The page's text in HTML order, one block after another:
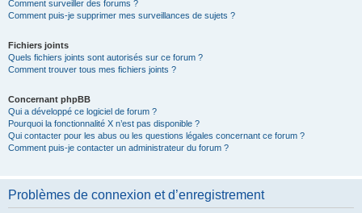
Comment surveiller des forums ?
Comment puis-je supprimer mes surveillances de sujets ?
Fichiers joints
Quels fichiers joints sont autorisés sur ce forum ?
Comment trouver tous mes fichiers joints ?
Concernant phpBB
Qui a développé ce logiciel de forum ?
Pourquoi la fonctionnalité X n’est pas disponible ?
Qui contacter pour les abus ou les questions légales concernant ce forum ?
Comment puis-je contacter un administrateur du forum ?
Problèmes de connexion et d’enregistrement